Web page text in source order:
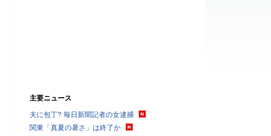
主要ニュース
夫に包丁? 毎日新聞記者の女逮捕
関東「真夏の暑さ」は終了か